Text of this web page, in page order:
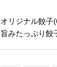
オリジナル餃子
旨みたっぷり餃